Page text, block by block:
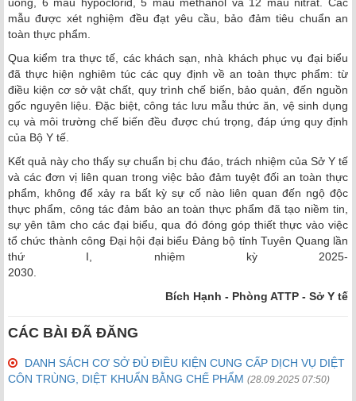
uống, 6 mẫu hypoclorid, 5 mẫu methanol và 12 mẫu nitrat. Các
mẫu được xét nghiệm đều đạt yêu cầu, bảo đảm tiêu chuẩn an
toàn thực phẩm.
Qua kiểm tra thực tế, các khách sạn, nhà khách phục vụ đại biểu
đã thực hiện nghiêm túc các quy định về an toàn thực phẩm: từ
điều kiện cơ sở vật chất, quy trình chế biến, bảo quản, đến nguồn
gốc nguyên liệu. Đặc biệt, công tác lưu mẫu thức ăn, vệ sinh dụng
cụ và môi trường chế biến đều được chú trọng, đáp ứng quy định
của Bộ Y tế.
Kết quả này cho thấy sự chuẩn bị chu đáo, trách nhiệm của Sở Y tế
và các đơn vị liên quan trong việc bảo đảm tuyệt đối an toàn thực
phẩm, không để xảy ra bất kỳ sự cố nào liên quan đến ngộ độc
thực phẩm, công tác đảm bảo an toàn thực phẩm đã tạo niềm tin,
sự yên tâm cho các đại biểu, qua đó đóng góp thiết thực vào việc
tổ chức thành công Đại hội đại biểu Đảng bộ tỉnh Tuyên Quang lần
thứ I, nhiệm kỳ 2025-
2030.
Bích Hạnh - Phòng ATTP - Sở Y tế
CÁC BÀI ĐÃ ĐĂNG
DANH SÁCH CƠ SỞ ĐỦ ĐIỀU KIỆN CUNG CẤP DỊCH VỤ DIỆT
CÔN TRÙNG, DIỆT KHUẨN BẰNG CHẾ PHẨM (28.09.2025 07:50)